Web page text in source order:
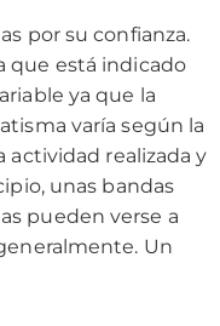
por su confianza.
que está indicado
ya que la
varía según la
actividad realizada y
unas bandas
pueden verse a
Un